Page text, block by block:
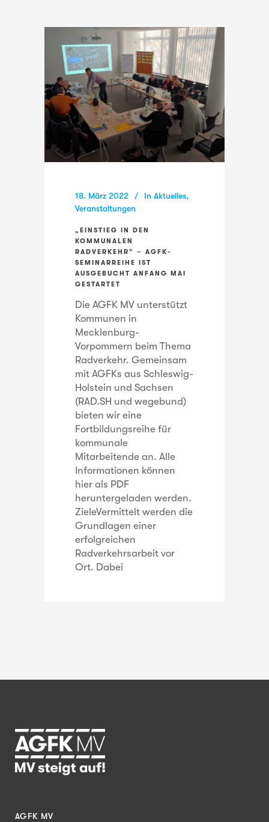
18. März 2022 In Aktuelles,
Veranstaltungen
„EINSTIEG IN DEN
KOMMUNALEN
RADVERKEHR“ – AGFK-
SEMINARREIHE IST
AUSGEBUCHT ANFANG MAI
GESTARTET
Die AGFK MV unterstützt
Kommunen in
Mecklenburg-
Vorpommern beim Thema
Radverkehr. Gemeinsam
mit AGFKs aus Schleswig-
Holstein und Sachsen
(RAD.SH und wegebund)
bieten wir eine
Fortbildungsreihe für
kommunale
Mitarbeitende an. Alle
Informationen können
hier als PDF
heruntergeladen werden.
ZieleVermittelt werden die
Grundlagen einer
erfolgreichen
Radverkehrsarbeit vor
Ort. Dabei
AGFK MV